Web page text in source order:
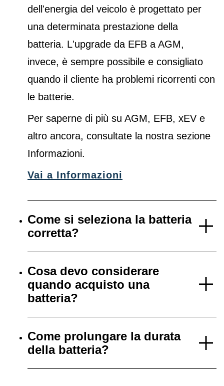
dell'energia del veicolo è progettato per
una determinata prestazione della
batteria. L'upgrade da EFB a AGM,
invece, è sempre possibile e consigliato
quando il cliente ha problemi ricorrenti con
le batterie.
Per saperne di più su AGM, EFB, xEV e
altro ancora, consultate la nostra sezione
Informazioni.
Vai a Informazioni
Come si seleziona la batteria
corretta?
Cosa devo considerare
quando acquisto una
batteria?
Come prolungare la durata
della batteria?